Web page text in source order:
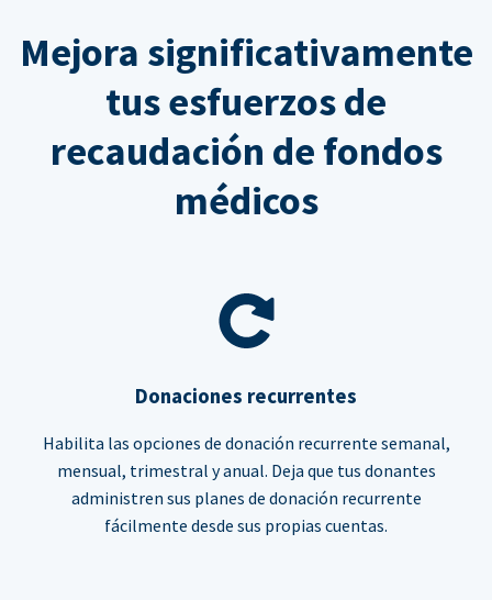
Mejora significativamente
tus esfuerzos de
recaudación de fondos
médicos
Donaciones recurrentes
Habilita las opciones de donación recurrente semanal,
mensual, trimestral y anual. Deja que tus donantes
administren sus planes de donación recurrente
fácilmente desde sus propias cuentas.